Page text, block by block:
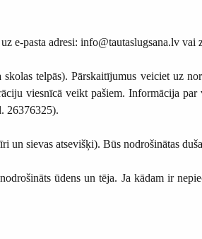
e-pasta adresi: info@tautaslugsana.lv vai
telpās). Pārskaitījumus veiciet uz
viesnīcā veikt pašiem. Informācija
26376325).
sievas atsevišķi). Būs nodrošinātas
ūdens un tēja. Ja kādam ir